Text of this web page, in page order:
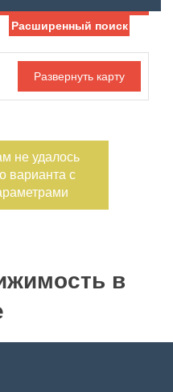
Ипотека
Обмен
С фото
Расширенный поиск
не удалось
варианта с
в